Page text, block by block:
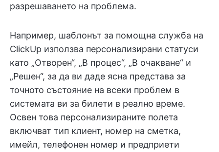
разрешаването на проблема.
Например, шаблонът за помощна служба на
ClickUp използва персонализирани статуси
като „Отворен“, „В процес“, „В очакване“ и
„Решен“, за да ви даде ясна представа за
точното състояние на всеки проблем в
системата ви за билети в реално време.
Освен това персонализираните полета
включват тип клиент, номер на сметка,
имейл, телефонен номер и предприети